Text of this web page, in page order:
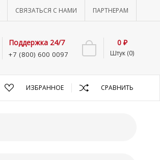
СВЯЗАТЬСЯ С НАМИ ПАРТНЕРАМ
Поддержка 24/7
+7 (800) 600 0097 Штук (0)
0 ₽
ИЗБРАННОЕ СРАВНИТЬ